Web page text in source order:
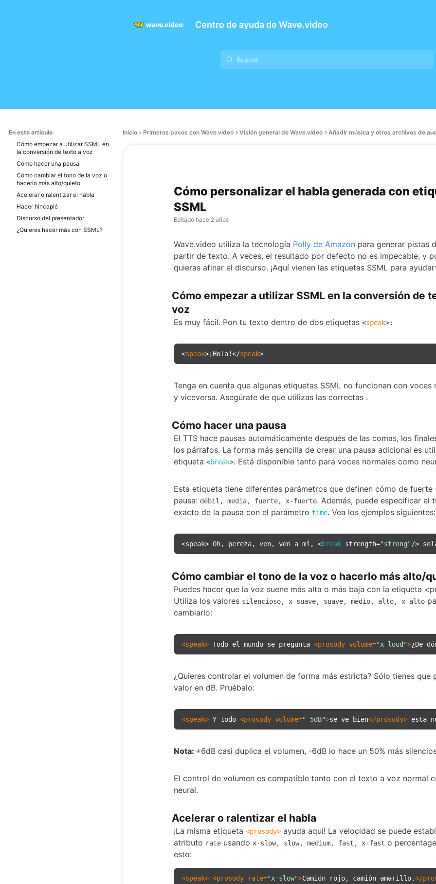
Centro de ayuda de Wave.video
En este artículo
Cómo empezar a utilizar SSML en
la conversión de texto a voz
Cómo hacer una pausa
Cómo cambiar el tono de la voz o
hacerlo más alto/quieto
Acelerar o ralentizar el habla
Hacer hincapié
Discurso del presentador
¿Quieres hacer más con SSML?
Inicio Primeros pasos con Wave.video Visión general de Wave.video Añadir música y otros archivos de
Cómo personalizar el habla generada con
SSML
Editado hace 2 años
Wave.video utiliza la tecnología Polly de Amazon para generar pistas
partir de texto. A veces, el resultado por defecto no es impecable, y
quieras afinar el discurso. ¡Aquí vienen las etiquetas SSML para
Cómo empezar a utilizar SSML en la conversión de
voz
Es muy fácil. Pon tu texto dentro de dos etiquetas <speak>:
<speak>¡Hola!</speak>
Tenga en cuenta que algunas etiquetas SSML no funcionan con voces
y viceversa. Asegúrate de que utilizas las correctas .
Cómo hacer una pausa
El TTS hace pausas automáticamente después de las comas, los
los párrafos. La forma más sencilla de crear una pausa adicional es
etiqueta <break>. Está disponible tanto para voces normales como
Esta etiqueta tiene diferentes parámetros que definen cómo de fuerte
pausa: débil, media, fuerte, x-fuerte. Además, puede especificar el
exacto de la pausa con el parámetro time. Vea los ejemplos siguientes:
<speak> Oh, pereza, ven, ven a mí, <break strength="strong" />
Cómo cambiar el tono de la voz o hacerlo más alto/
Puedes hacer que la voz suene más alta o más baja con la etiqueta
Utiliza los valores silencioso, x-suave, suave, medio, alto, x-alto
cambiarlo:
<speak> Todo el mundo se pregunta <prosody volume="x-loud">¿De
¿Quieres controlar el volumen de forma más estricta? Sólo tienes que
valor en dB. Pruébalo:
<speak> Y todo <prosody volume="-5dB">se ve bien</prosody> esta
Nota: +6dB casi duplica el volumen, -6dB lo hace un 50% más
El control de volumen es compatible tanto con el texto a voz normal
neural.
Acelerar o ralentizar el habla
¡La misma etiqueta <prosody> ayuda aquí! La velocidad se puede
atributo rate usando x-slow, slow, medium, fast, x-fast o
esto:
<speak> <prosody rate="x-slow">Camión rojo, camión amarillo.</